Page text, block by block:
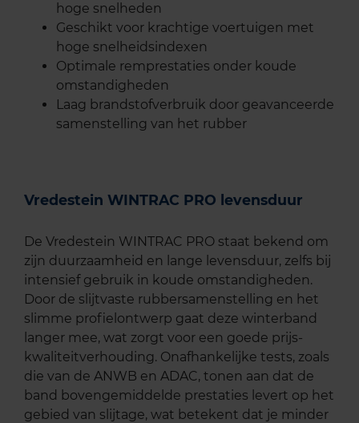
hoge snelheden
Geschikt voor krachtige voertuigen met
hoge snelheidsindexen
Optimale remprestaties onder koude
omstandigheden
Laag brandstofverbruik door geavanceerde
samenstelling van het rubber
Vredestein WINTRAC PRO levensduur
De Vredestein WINTRAC PRO staat bekend om
zijn duurzaamheid en lange levensduur, zelfs bij
intensief gebruik in koude omstandigheden.
Door de slijtvaste rubbersamenstelling en het
slimme profielontwerp gaat deze winterband
langer mee, wat zorgt voor een goede prijs-
kwaliteitverhouding. Onafhankelijke tests, zoals
die van de ANWB en ADAC, tonen aan dat de
band bovengemiddelde prestaties levert op het
gebied van slijtage, wat betekent dat je minder